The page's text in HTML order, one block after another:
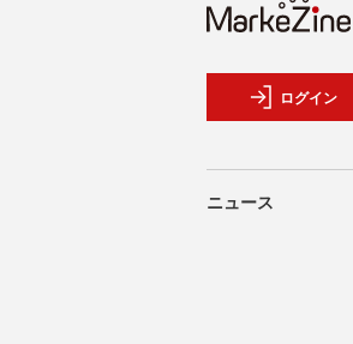
ログイン
ニュース